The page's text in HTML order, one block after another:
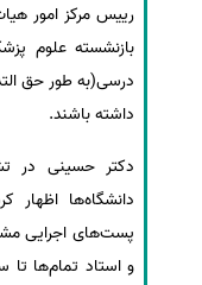
رییس مرکز امور
درسی(به طور حق
داشته باشند.
دکتر حسینی در
دانشگاه‌ها